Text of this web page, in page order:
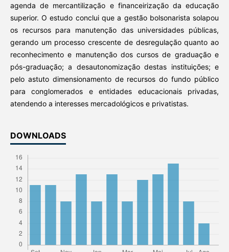
agenda de mercantilização e financeirização da educação
superior. O estudo conclui que a gestão bolsonarista solapou
os recursos para manutenção das universidades públicas,
gerando um processo crescente de desregulação quanto ao
reconhecimento e manutenção dos cursos de graduação e
pós-graduação; a desautonomização destas instituições; e
pelo astuto dimensionamento de recursos do fundo público
para conglomerados e entidades educacionais privadas,
atendendo a interesses mercadológicos e privatistas.
DOWNLOADS